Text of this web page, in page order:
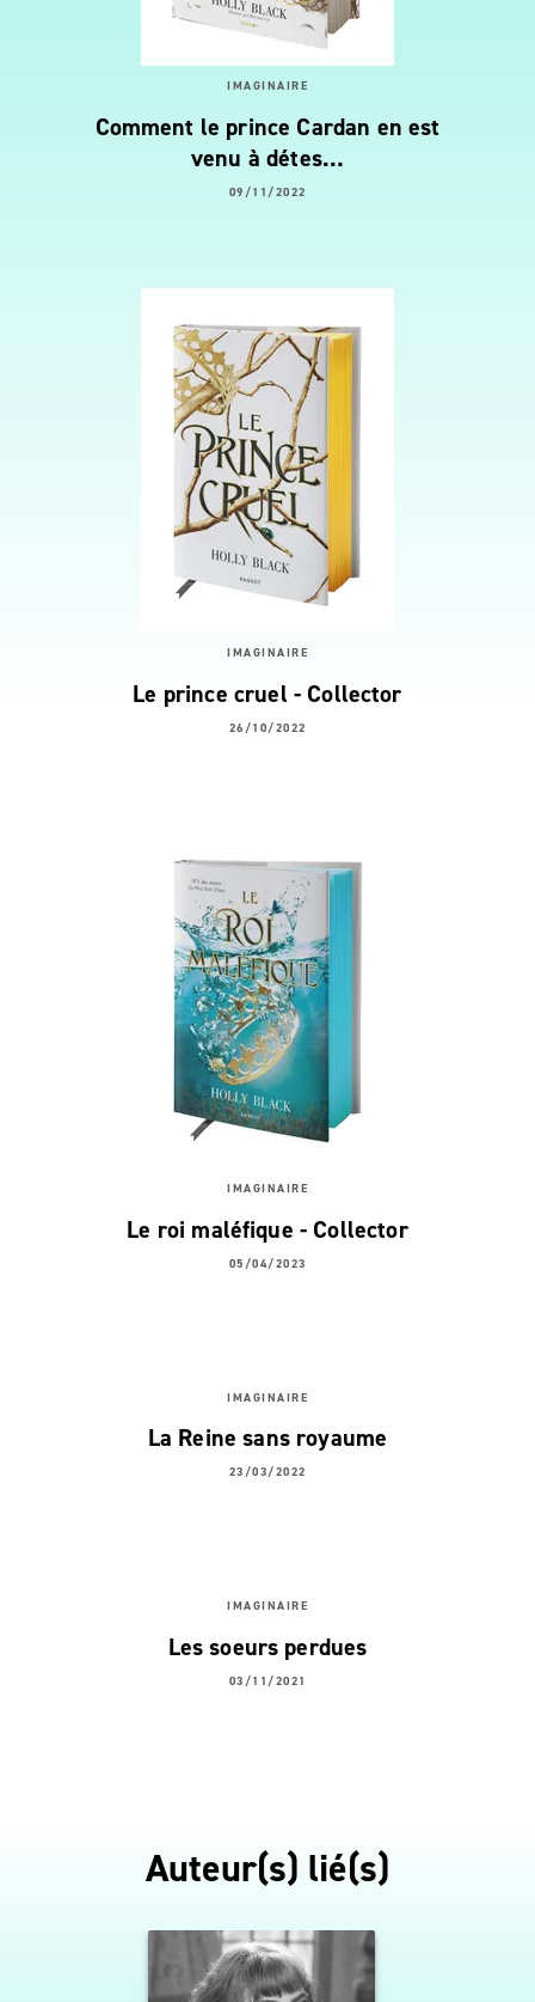
IMAGINAIRE
Comment le prince Cardan en est
venu à détes…
09/11/2022
IMAGINAIRE
Le prince cruel - Collector
26/10/2022
IMAGINAIRE
Le roi maléfique - Collector
05/04/2023
IMAGINAIRE
La Reine sans royaume
23/03/2022
IMAGINAIRE
Les soeurs perdues
03/11/2021
Auteur(s) lié(s)